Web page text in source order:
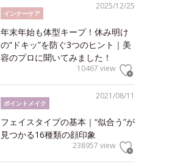
2025/12/25
インナーケア
年末年始も体型キープ！休み明け
の“ドキッ”を防ぐ3つのヒント｜美
容のプロに聞いてみました！
10467 view
2021/08/11
ポイントメイク
フェイスタイプの基本｜“似合う”が
見つかる16種類の顔印象
238957 view